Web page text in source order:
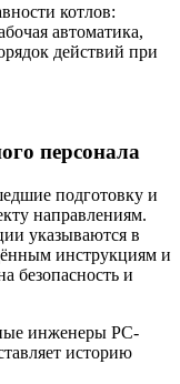
котлов:
автоматика,
действий при
персонала
подготовку и
направлениям.
указываются в
инструкциям и
безопасность и
инженеры РС-
историю